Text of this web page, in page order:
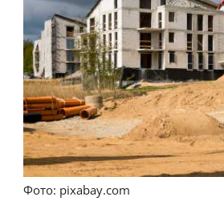
Фото: pixabay.com